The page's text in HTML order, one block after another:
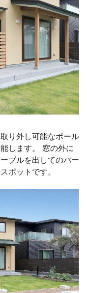
り外し可能なポール
します。 窓の外に
ブルを出してのパー
ポットです。